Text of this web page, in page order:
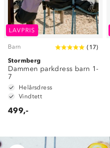
LAVPRIS
Barn ( 17)
Stormberg
Dammen parkdress barn 1-
7
Helårsdress
Vindtett
499,-